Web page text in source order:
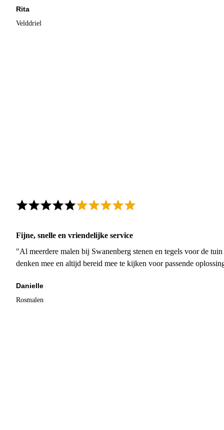
Rita
Velddriel
Fijne, snelle en vriendelijke service
"Al meerdere malen bij Swanenberg stenen en tegels voor de
denken mee en altijd bereid mee te kijken voor passende
Danielle
Rosmalen